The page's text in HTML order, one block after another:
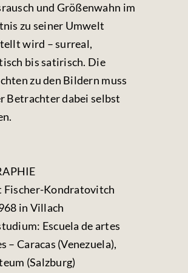
und Größenwahn im
zu seiner Umwelt
wird – surreal,
bis satirisch. Die
zu den Bildern muss
Betrachter dabei selbst
Fischer-Kondratovitch
in Villach
Escuela de artes
– Caracas (Venezuela),
(Salzburg)